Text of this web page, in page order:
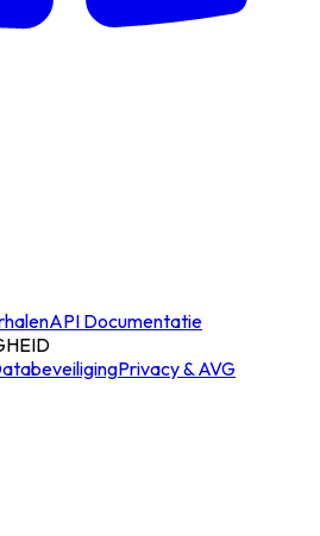
API Documentatie
Privacy & AVG